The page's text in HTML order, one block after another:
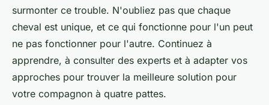
surmonter ce trouble. N'oubliez pas que chaque
cheval est unique, et ce qui fonctionne pour l'un peut
ne pas fonctionner pour l'autre. Continuez à
apprendre, à consulter des experts et à adapter vos
approches pour trouver la meilleure solution pour
votre compagnon à quatre pattes.